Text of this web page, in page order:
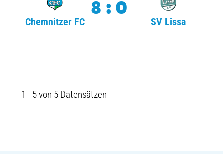
Chemnitzer FC
8:0
SV Lissa
1 - 5 von 5 Datensätzen